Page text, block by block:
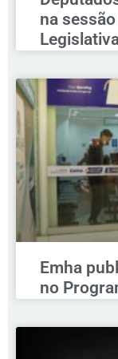
na
Emha
no